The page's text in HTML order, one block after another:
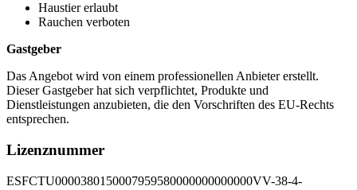
Haustier erlaubt
Rauchen verboten
Gastgeber
Das Angebot wird von einem professionellen Anbieter erstellt.
Dieser Gastgeber hat sich verpflichtet, Produkte und
Dienstleistungen anzubieten, die den Vorschriften des EU-Rechts
entsprechen.
Lizenznummer
ESFCTU0000380150007959580000000000000VV-38-4-